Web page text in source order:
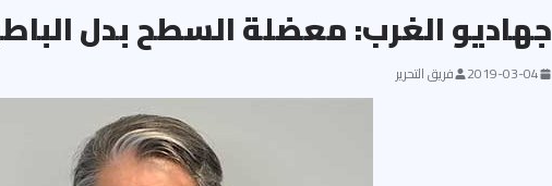
جهاديو الغرب: معضلة السطح بدل
2019-03-04 فريق التحرير